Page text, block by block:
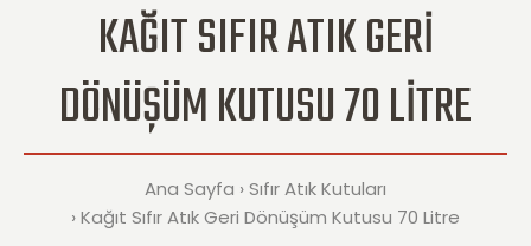
KAĞIT SIFIR ATIK GERI
DÖNÜŞÜM KUTUSU 70 LITRE
Ana Sayfa
Sıfır Atık Kutuları
Kağıt Sıfır Atık Geri Dönüşüm Kutusu 70 Litre